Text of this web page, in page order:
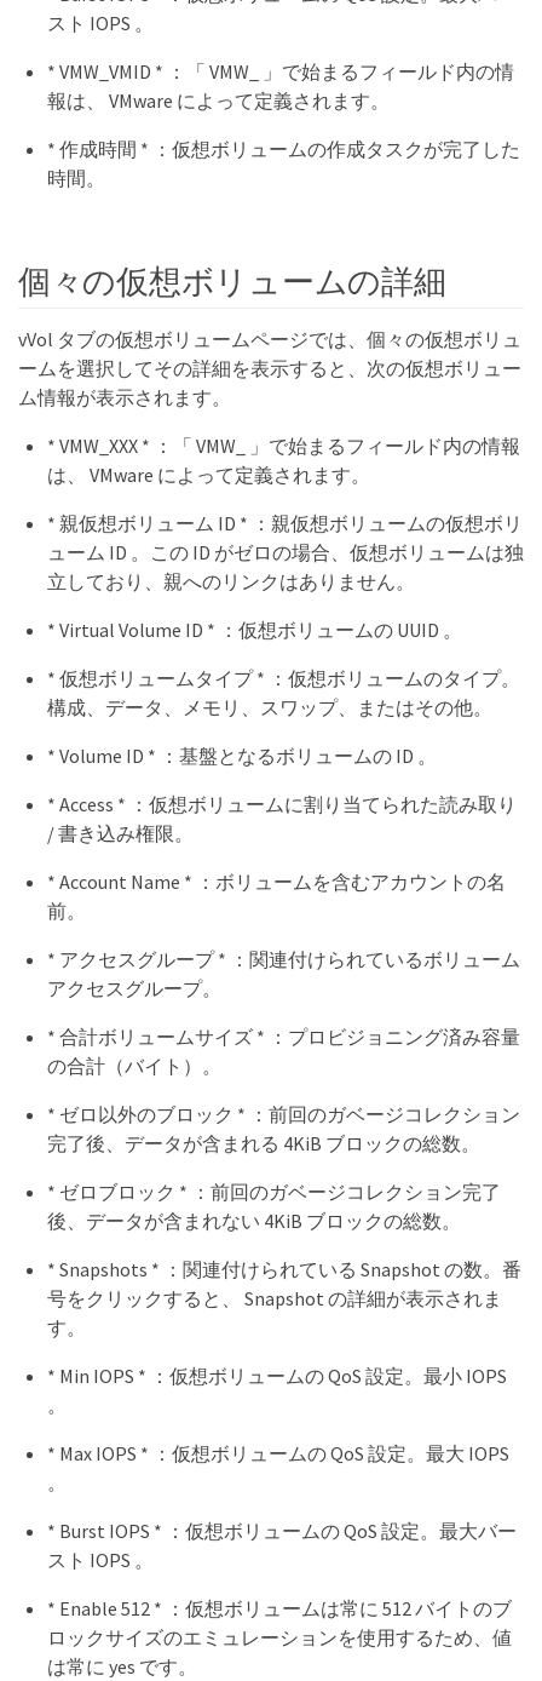
スト IOPS 。
* VMW_VMID * ：「 VMW_ 」で始まるフィールド内の情
報は、 VMware によって定義されます。
* 作成時間 * ：仮想ボリュームの作成タスクが完了した
時間。
個々の仮想ボリュームの詳細
vVol タブの仮想ボリュームページでは、個々の仮想ボリュ
ームを選択してその詳細を表示すると、次の仮想ボリュー
ム情報が表示されます。
* VMW_XXX * ：「 VMW_ 」で始まるフィールド内の情報
は、 VMware によって定義されます。
* 親仮想ボリューム ID * ：親仮想ボリュームの仮想ボリ
ューム ID 。この ID がゼロの場合、仮想ボリュームは独
立しており、親へのリンクはありません。
* Virtual Volume ID * ：仮想ボリュームの UUID 。
* 仮想ボリュームタイプ * ：仮想ボリュームのタイプ。
構成、データ、メモリ、スワップ、またはその他。
* Volume ID * ：基盤となるボリュームの ID 。
* Access * ：仮想ボリュームに割り当てられた読み取り
/ 書き込み権限。
* Account Name * ：ボリュームを含むアカウントの名
前。
* アクセスグループ * ：関連付けられているボリューム
アクセスグループ。
* 合計ボリュームサイズ * ：プロビジョニング済み容量
の合計（バイト）。
* ゼロ以外のブロック * ：前回のガベージコレクション
完了後、データが含まれる 4KiB ブロックの総数。
* ゼロブロック * ：前回のガベージコレクション完了
後、データが含まれない 4KiB ブロックの総数。
* Snapshots * ：関連付けられている Snapshot の数。番
号をクリックすると、 Snapshot の詳細が表示されま
す。
* Min IOPS * ：仮想ボリュームの QoS 設定。最小 IOPS
。
* Max IOPS * ：仮想ボリュームの QoS 設定。最大 IOPS
。
* Burst IOPS * ：仮想ボリュームの QoS 設定。最大バー
スト IOPS 。
* Enable 512 * ：仮想ボリュームは常に 512 バイトのブ
ロックサイズのエミュレーションを使用するため、値
は常に yes です。